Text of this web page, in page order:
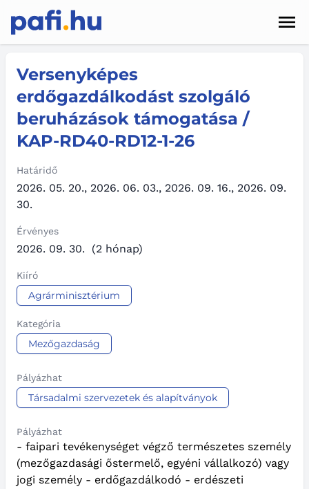
Pályázatok
Szolgáltatások
Sötét mód
Versenyképes
erdőgazdálkodást szolgáló
beruházások támogatása /
KAP-RD40-RD12-1-26
Határidő
2026. 05. 20., 2026. 06. 03., 2026. 09. 16., 2026. 09.
30.
Érvényes
2026. 09. 30. (2 hónap)
Kiíró
Agrárminisztérium
Kategória
Mezőgazdaság
Pályázhat
Társadalmi szervezetek és alapítványok
Pályázhat
- faipari tevékenységet végző természetes személy
(mezőgazdasági őstermelő, egyéni vállalkozó) vagy
jogi személy - erdőgazdálkodó - erdészeti